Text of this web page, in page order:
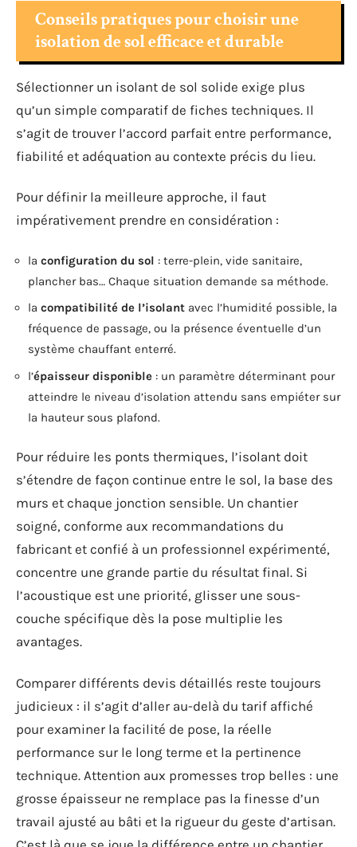
Conseils pratiques pour choisir une
isolation de sol efficace et durable
Sélectionner un isolant de sol solide exige plus
qu’un simple comparatif de fiches techniques. Il
s’agit de trouver l’accord parfait entre performance,
fiabilité et adéquation au contexte précis du lieu.
Pour définir la meilleure approche, il faut
impérativement prendre en considération :
la configuration du sol : terre-plein, vide sanitaire,
plancher bas… Chaque situation demande sa méthode.
la compatibilité de l’isolant avec l’humidité possible, la
fréquence de passage, ou la présence éventuelle d’un
système chauffant enterré.
l’épaisseur disponible : un paramètre déterminant pour
atteindre le niveau d’isolation attendu sans empiéter sur
la hauteur sous plafond.
Pour réduire les ponts thermiques, l’isolant doit
s’étendre de façon continue entre le sol, la base des
murs et chaque jonction sensible. Un chantier
soigné, conforme aux recommandations du
fabricant et confié à un professionnel expérimenté,
concentre une grande partie du résultat final. Si
l’acoustique est une priorité, glisser une sous-
couche spécifique dès la pose multiplie les
avantages.
Comparer différents devis détaillés reste toujours
judicieux : il s’agit d’aller au-delà du tarif affiché
pour examiner la facilité de pose, la réelle
performance sur le long terme et la pertinence
technique. Attention aux promesses trop belles : une
grosse épaisseur ne remplace pas la finesse d’un
travail ajusté au bâti et la rigueur du geste d’artisan.